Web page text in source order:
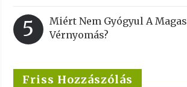
5
Miért Nem Gyógyul A Magas
Vérnyomás?
Friss Hozzászólás